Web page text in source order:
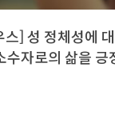
스] 성 정체성에
수자로의 삶을 긍